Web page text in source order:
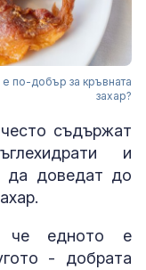
по-добър за кръвната
захар?
съдържат
и
да доведат до
че едното е
- добрата